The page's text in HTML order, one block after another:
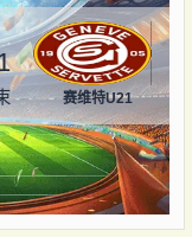
赛维特U21